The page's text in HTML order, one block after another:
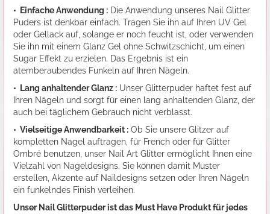
• Einfache Anwendung : Die Anwendung unseres Nail Glitter
Puders ist denkbar einfach. Tragen Sie ihn auf Ihren UV Gel
oder Gellack auf, solange er noch feucht ist, oder verwenden
Sie ihn mit einem Glanz Gel ohne Schwitzschicht, um einen
Sugar Effekt zu erzielen. Das Ergebnis ist ein
atemberaubendes Funkeln auf Ihren Nägeln.
• Lang anhaltender Glanz : Unser Glitterpuder haftet fest auf
Ihren Nägeln und sorgt für einen lang anhaltenden Glanz, der
auch bei täglichem Gebrauch nicht verblasst.
• Vielseitige Anwendbarkeit : Ob Sie unsere Glitzer auf
kompletten Nagel auftragen, für French oder für Glitter
Ombré benutzen, unser Nail Art Glitter ermöglicht Ihnen eine
Vielzahl von Nageldesigns. Sie können damit Muster
erstellen, Akzente auf Naildesigns setzen oder Ihren Nägeln
ein funkelndes Finish verleihen.
Unser Nail Glitterpuder ist das Must Have Produkt für jedes